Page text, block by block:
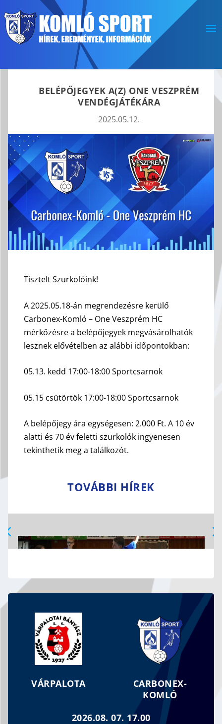
BELÉPŐJEGYEK A(Z) ONE VESZPRÉM
VENDÉGJÁTÉKÁRA
2025.05.12.
Tisztelt Szurkolóink!
A 2025.05.18-án megrendezésre kerülő
Carbonex-Komló – One Veszprém HC
mérkőzésre a belépőjegyek megvásárolhatók
lesznek elővételben az alábbi időpontokban:
05.13. kedd 17:00-18:00 Sportcsarnok
05.15 csütörtök 17:00-18:00 Sportcsarnok
A belépőjegy ára egységesen: 2.000 Ft. A 10 év
alatti és 70 év feletti szurkolók ingyenesen
tekinthetik meg a találkozót.
TOVÁBBI HÍREK
MOZGOLÓDIK AZ UTÁNPÓTLÁS
VÁRPALOTA
CARBONEX-
KOMLÓ
2026.08. 07. 17.00